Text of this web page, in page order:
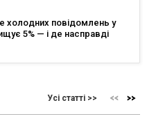
холодних повідомлень у
5% — і де насправді
Усі статті >>